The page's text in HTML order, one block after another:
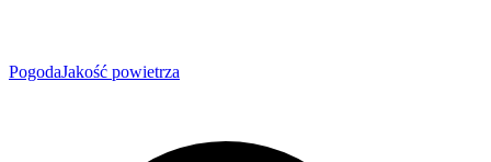
PogodaJakość powietrza